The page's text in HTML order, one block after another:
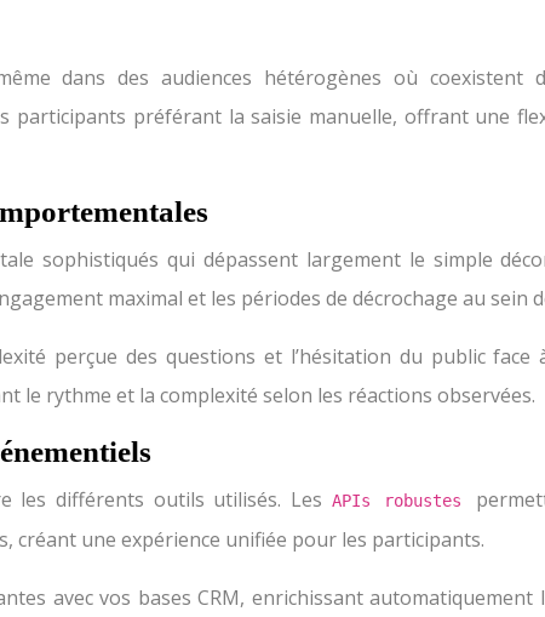
dans des audiences hétérogènes où coexistent
préférant la saisie manuelle, offrant une
sophistiqués qui dépassent largement le simple
maximal et les périodes de décrochage au sein
perçue des questions et l’hésitation du public face
le rythme et la complexité selon les réactions observées.
les différents outils utilisés. Les APIs robustes
créant une expérience unifiée pour les participants.
avec vos bases CRM, enrichissant automatiquement